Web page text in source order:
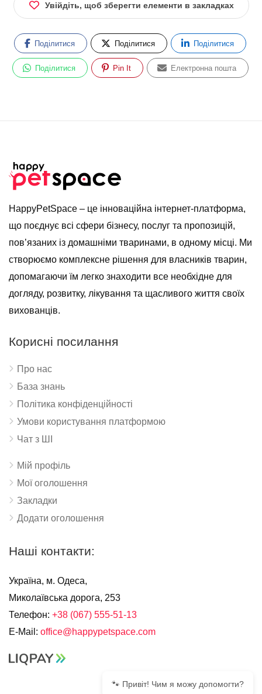
Увійдіть, щоб зберегти елементи в закладках
Поділитися Поділитися Поділитися
Поділитися Pin It Електронна пошта
HappyPetSpace – це інноваційна інтернет-платформа,
що поєднує всі сфери бізнесу, послуг та пропозицій,
пов’язаних із домашніми тваринами, в одному місці. Ми
створюємо комплексне рішення для власників тварин,
допомагаючи їм легко знаходити все необхідне для
догляду, розвитку, лікування та щасливого життя своїх
вихованців.
Корисні посилання
Про нас
База знань
Політика конфіденційності
Умови користування платформою
Чат з ШІ
Мій профіль
Мої оголошення
Закладки
Додати оголошення
Наші контакти:
Україна, м. Одеса,
Миколаївська дорога, 253
Телефон: +38 (067) 555-51-13
E-Mail: office@happypetspace.com
🐾 Привіт! Чим я можу допомогти?